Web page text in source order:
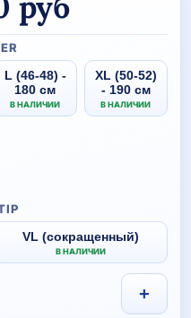
L (46-48) -
180 см
В НАЛИЧИИ
XL (50-52)
- 190 см
В НАЛИЧИИ
VL (сокращенный)
В НАЛИЧИИ
+